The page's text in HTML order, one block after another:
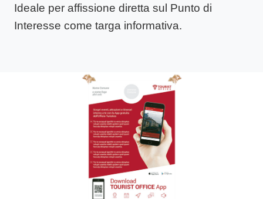
Ideale per affissione diretta sul Punto di
Interesse come targa informativa.